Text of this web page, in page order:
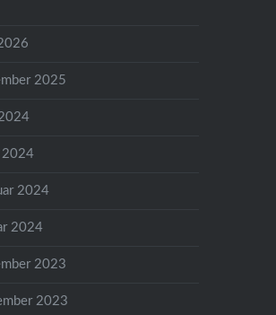
2025
2024
2024
2024
2023
2023